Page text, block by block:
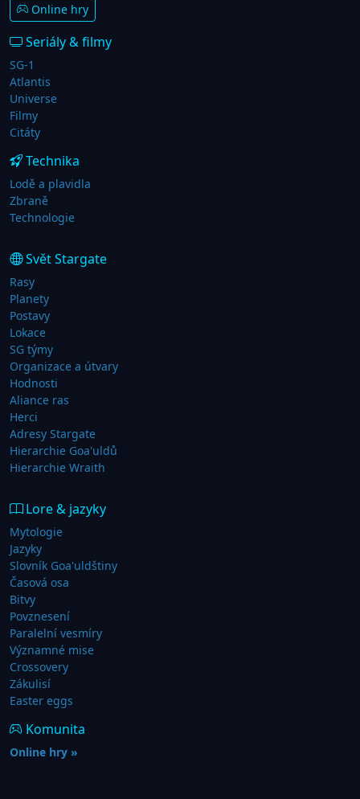
Online hry
Seriály & filmy
SG-1
Atlantis
Universe
Filmy
Citáty
Technika
Lodě a plavidla
Zbraně
Technologie
Svět Stargate
Rasy
Planety
Postavy
Lokace
SG týmy
Organizace a útvary
Hodnosti
Aliance ras
Herci
Adresy Stargate
Hierarchie Goa'uldů
Hierarchie Wraith
Lore & jazyky
Mytologie
Jazyky
Slovník Goa'uldštiny
Časová osa
Bitvy
Povznesení
Paralelní vesmíry
Významné mise
Crossovery
Zákulisí
Easter eggs
Komunita
Online hry »